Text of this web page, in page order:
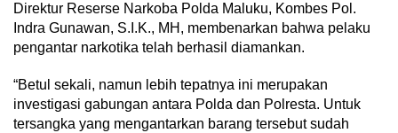
Direktur Reserse Narkoba Polda Maluku, Kombes Pol.
Indra Gunawan, S.I.K., MH, membenarkan bahwa pelaku
pengantar narkotika telah berhasil diamankan.
“Betul sekali, namun lebih tepatnya ini merupakan
investigasi gabungan antara Polda dan Polresta. Untuk
tersangka yang mengantarkan barang tersebut sudah